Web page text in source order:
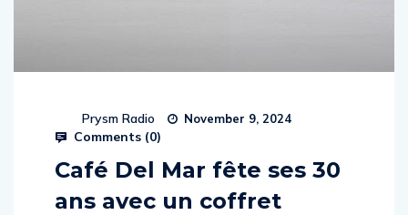
Prysm Radio November 9, 2024
Comments (0)
Café Del Mar fête ses 30
ans avec un coffret